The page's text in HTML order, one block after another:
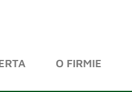
O FIRMIE